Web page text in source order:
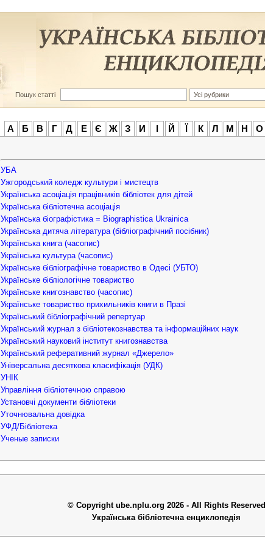
Пошук статті
А Б В Г Д Е Є Ж З И І Й Ї К Л М Н О
УБА
Ужгородський коледж культури і мистецтв
Українська асоціація працівників бібліотек для дітей
Українська бібліотечна асоціація
Українська біографістика = Biographistica Ukrainica
Українська дитяча література (бібліографічний посібник)
Українська книга (часопис)
Українська культура (часопис)
Українське бібліографічне товариство в Одесі (УБТО)
Українське бібліологічне товариство
Українське книгознавство (часопис)
Українське товариство прихильників книги в Празі
Український бібліографічний репертуар
Український журнал з бібліотекознавства та інформаційних наук
Український науковий інститут книгознавства
Український реферативний журнал «Джерело»
Універсальна десяткова класифікація (УДК)
УНІК
Управління бібліотечною справою
Установчі документи бібліотеки
Уточнювальна довідка
УФД/Бібліотека
Ученые записки
© Copyright ube.nplu.org 2026 - All Rights Reserved
Українська бібліотечна енциклопедія